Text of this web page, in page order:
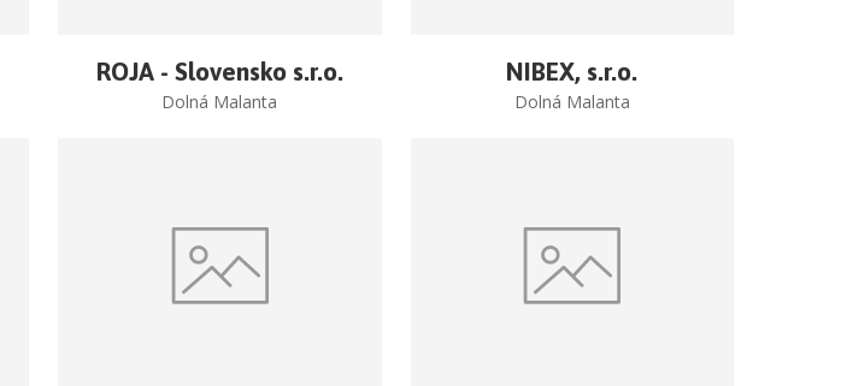
ROJA - Slovensko s.r.o.
Dolná Malanta
NIBEX, s.r.o.
Dolná Malanta